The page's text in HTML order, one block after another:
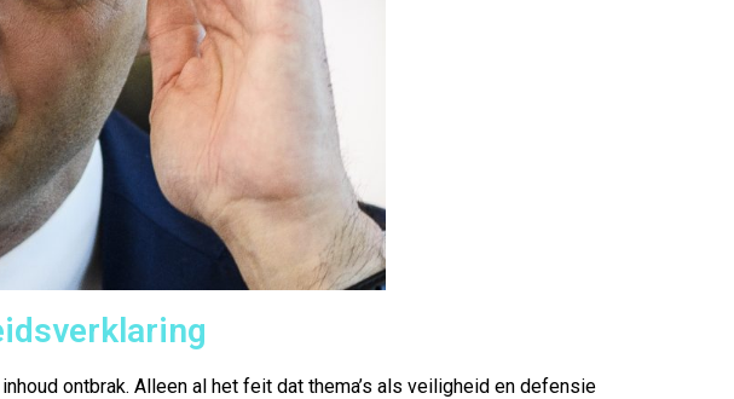
ontbrak. Alleen al het feit dat thema’s als veiligheid en defensie